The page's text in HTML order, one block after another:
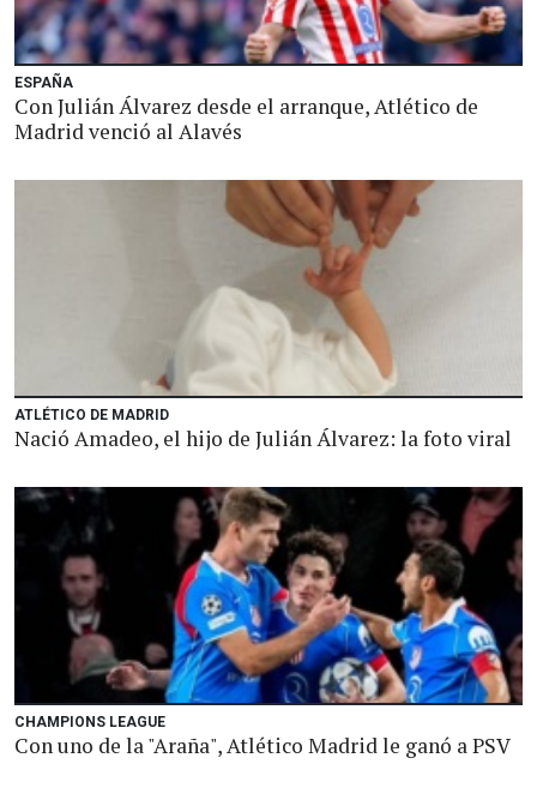
ESPAÑA
Con Julián Álvarez desde el arranque, Atlético de
Madrid venció al Alavés
ATLÉTICO DE MADRID
Nació Amadeo, el hijo de Julián Álvarez: la foto viral
CHAMPIONS LEAGUE
Con uno de la "Araña", Atlético Madrid le ganó a PSV